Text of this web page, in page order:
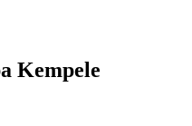
Kempele